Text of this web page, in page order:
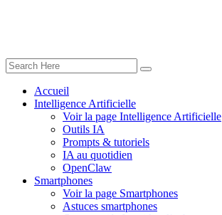
Accueil
Intelligence Artificielle
Voir la page Intelligence Artificielle
Outils IA
Prompts & tutoriels
IA au quotidien
OpenClaw
Smartphones
Voir la page Smartphones
Astuces smartphones